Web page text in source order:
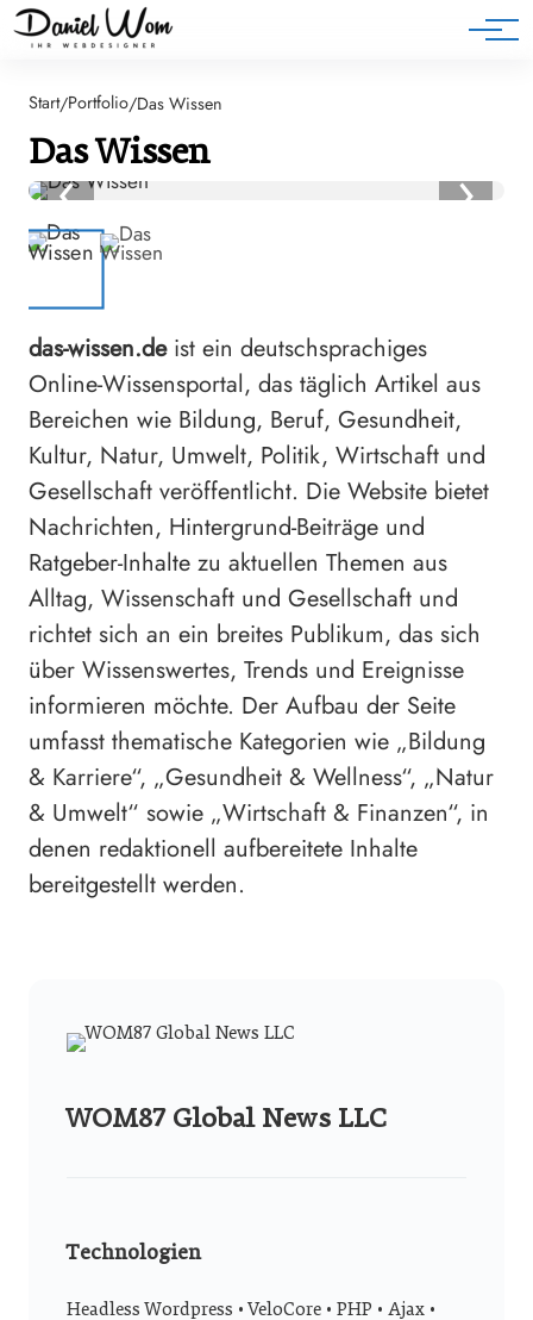
Blog
Start/Portfolio/Das Wissen
Das Wissen
‹ ›
das-wissen.deist ein deutschsprachiges
Online-Wissensportal, das täglich Artikel aus
Bereichen wie Bildung, Beruf, Gesundheit,
Kultur, Natur, Umwelt, Politik, Wirtschaft und
Gesellschaft veröffentlicht. Die Website bietet
Nachrichten, Hintergrund-Beiträge und
Ratgeber-Inhalte zu aktuellen Themen aus
Alltag, Wissenschaft und Gesellschaft und
richtet sich an ein breites Publikum, das sich
über Wissenswertes, Trends und Ereignisse
informieren möchte. Der Aufbau der Seite
umfasst thematische Kategorien wie „Bildung
& Karriere“, „Gesundheit & Wellness“, „Natur
& Umwelt“ sowie „Wirtschaft & Finanzen“, in
denen redaktionell aufbereitete Inhalte
bereitgestellt werden.
WOM87 Global News LLC
Technologien
Headless Wordpress • VeloCore • PHP • Ajax •